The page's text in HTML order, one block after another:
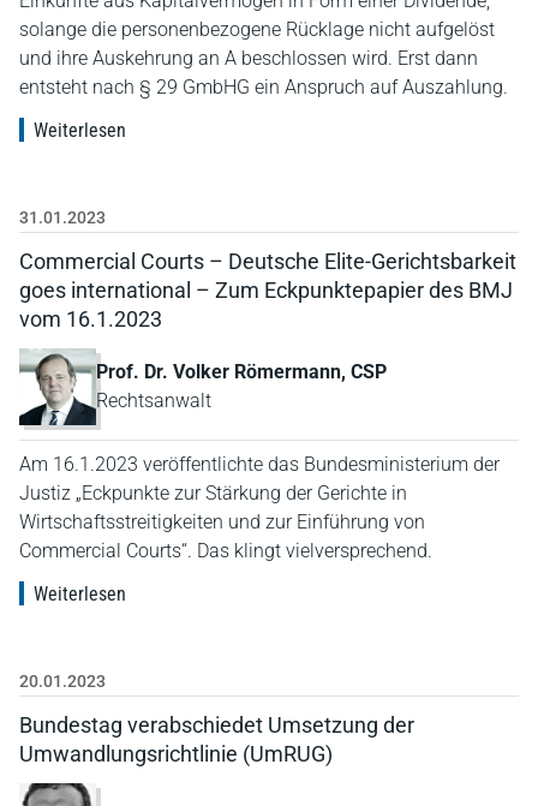
solange die personenbezogene Rücklage nicht aufgelöst
und ihre Auskehrung an A beschlossen wird. Erst dann
entsteht nach § 29 GmbHG ein Anspruch auf Auszahlung.
Weiterlesen
31.01.2023
Commercial Courts – Deutsche Elite-Gerichtsbarkeit
goes international – Zum Eckpunktepapier des BMJ
vom 16.1.2023
Prof. Dr. Volker Römermann, CSP
Rechtsanwalt
Am 16.1.2023 veröffentlichte das Bundesministerium der
Justiz „Eckpunkte zur Stärkung der Gerichte in
Wirtschaftsstreitigkeiten und zur Einführung von
Commercial Courts“. Das klingt vielversprechend.
Weiterlesen
20.01.2023
Bundestag verabschiedet Umsetzung der
Umwandlungsrichtlinie (UmRUG)